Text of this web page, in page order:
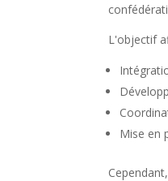
L'objectif
Mise en